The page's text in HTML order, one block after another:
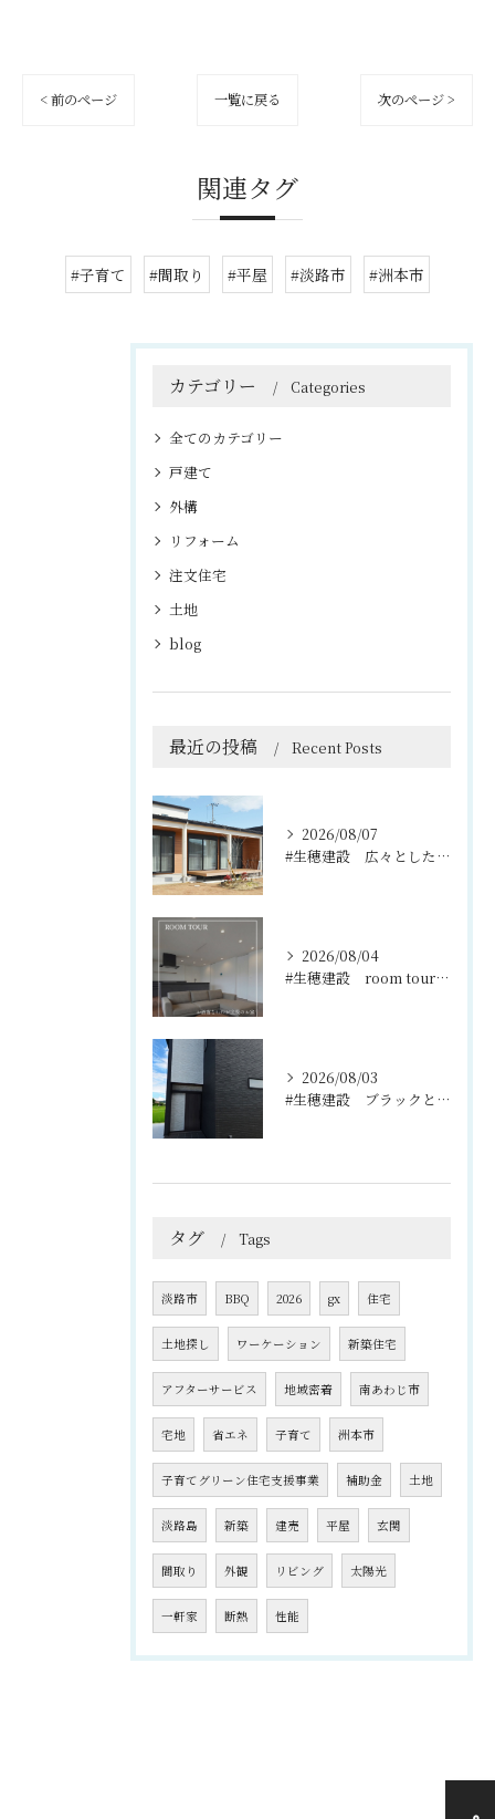
< 前のページ 一覧に戻る 次のページ >
関連タグ
#子育て #間取り #平屋 #淡路市 #洲本市
カテゴリー Categories
全てのカテゴリー
戸建て
外構
リフォーム
注文住宅
土地
blog
最近の投稿 Recent Posts
2026/08/07
#生穂建設 広々としたウッドデッキは、室内と庭を繋ぐ心地よい...
2026/08/04
#生穂建設 room tour🏠
2026/08/03
#生穂建設 ブラックとグレーのコントラストがスタイリッシュな...
タグ Tags
淡路市 BBQ 2026 gx 住宅
土地探し ワーケーション 新築住宅
アフターサービス 地域密着 南あわじ市
宅地 省エネ 子育て 洲本市
子育てグリーン住宅支援事業 補助金 土地
淡路島 新築 建売 平屋 玄関
間取り 外観 リビング 太陽光
一軒家 断熱 性能